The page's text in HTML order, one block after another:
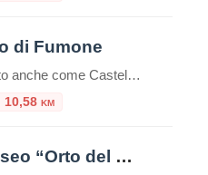
di Fumone
Conosciuto anche come Castello Longhi-De Paolis il Castello di Fumone si trova ad una altezza di 800 mt, al centro del paese di Fumone. Il Castello è famoso per essere stata la prigione di Celestino V, nonché il luogo della sua morte, e per ospi
10,58 km
Ecomuseo “Orto del Centauro Chirone”